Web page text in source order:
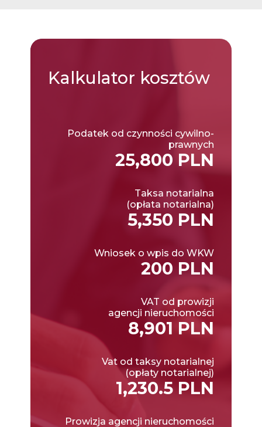
Kalkulator kosztów
Podatek od czynności cywilno-
prawnych
25,800 PLN
Taksa notarialna
(opłata notarialna)
5,350 PLN
Wniosek o wpis do WKW
200 PLN
VAT od prowizji
agencji nieruchomości
8,901 PLN
Vat od taksy notarialnej
(opłaty notarialnej)
1,230.5 PLN
Prowizja agencji nieruchomości